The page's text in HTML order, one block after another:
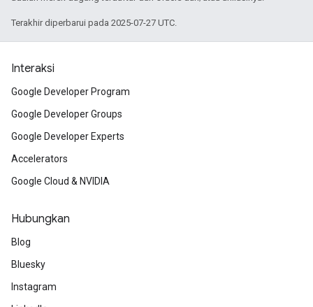
Terakhir diperbarui pada 2025-07-27 UTC.
Interaksi
Google Developer Program
Google Developer Groups
Google Developer Experts
Accelerators
Google Cloud & NVIDIA
Hubungkan
Blog
Bluesky
Instagram